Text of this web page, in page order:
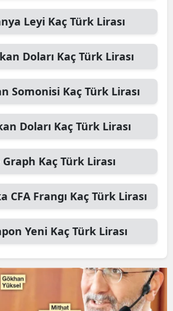
Leyi Kaç Türk Lirası
Doları Kaç Türk Lirası
Somonisi Kaç Türk Lirası
Doları Kaç Türk Lirası
Graph Kaç Türk Lirası
CFA Frangı Kaç Türk Lirası
Yeni Kaç Türk Lirası